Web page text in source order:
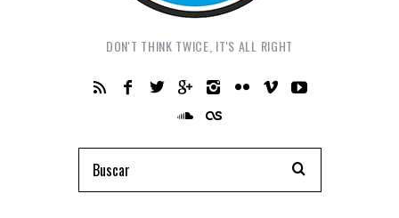
DON'T THINK TWICE, IT'S ALL RIGHT